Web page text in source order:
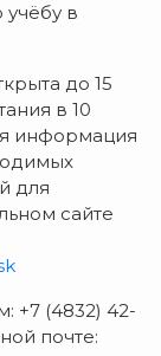
в
до 15
в 10
информация
для
сайте
+7 (4832) 42-
почте: